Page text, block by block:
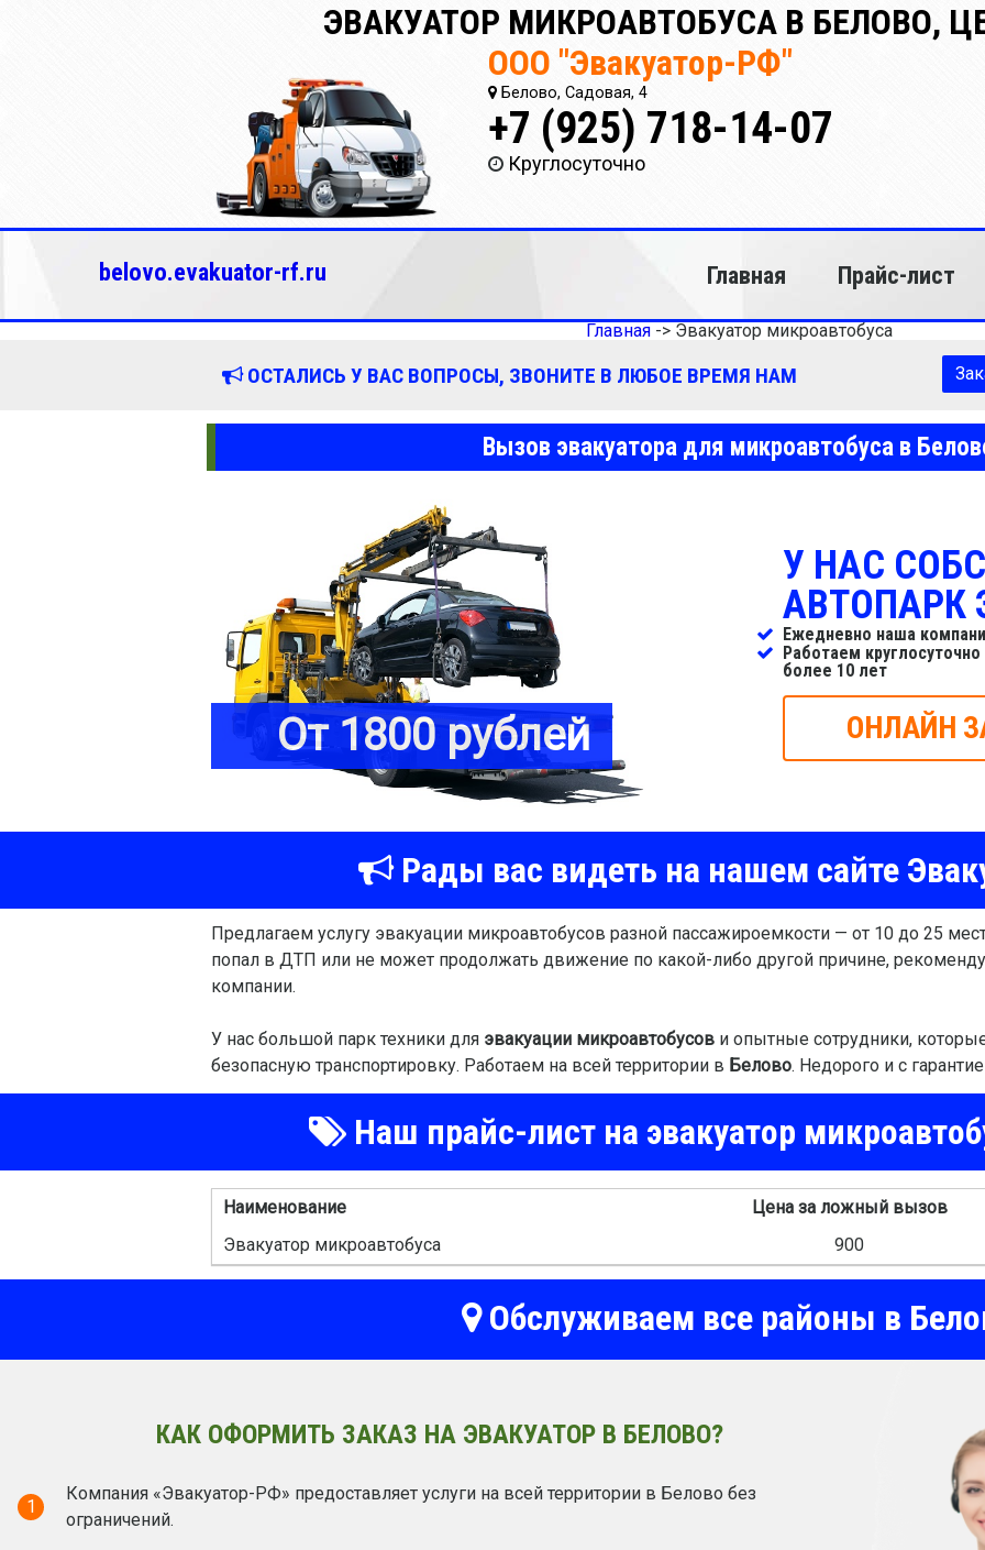
ЭВАКУАТОР МИКРОАВТОБУСА В БЕЛОВО,
ООО "Эвакуатор-РФ"
Белово, Садовая, 4
+7 (925) 718-14-07
Круглосуточно
belovo.evakuator-rf.ru Главная Прайс-лист
Главная-> Эвакуатор микроавтобуса
ОСТАЛИСЬ У ВАС ВОПРОСЫ, ЗВОНИТЕ В ЛЮБОЕ ВРЕМЯ НАМ
Вызов эвакуатора для микроавтобуса в
От 1800 рублей
У НАС
АВТОПАРК
Ежедневно наша
Работаем
более 10 лет
ОНЛАЙН
Рады вас видеть на нашем сайте
Предлагаем услугу эвакуации микроавтобусов разной пассажироемкости — от 10 до 25
попал в ДТП или не может продолжать движение по какой-либо другой причине,
компании.
У нас большой парк техники для эвакуации микроавтобусов и опытные сотрудники,
безопасную транспортировку. Работаем на всей территории в Белово. Недорого и с
Наш прайс-лист на эвакуатор
Наименование
Цена за ложный вызов
Эвакуатор микроавтобуса
900
Обслуживаем все районы в
КАК ОФОРМИТЬ ЗАКАЗ НА ЭВАКУАТОР В БЕЛОВО?
1
Компания «Эвакуатор-РФ» предоставляет услуги на всей территории в Белово без
ограничений.